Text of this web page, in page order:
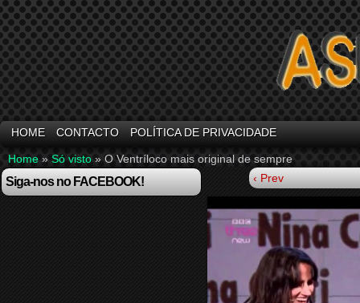
HOME CONTACTO POLÍTICA DE PRIVACIDADE
Home » Só visto » O Ventríloco mais original de sempre
Siga-nos no FACEBOOK! ‹ Prev